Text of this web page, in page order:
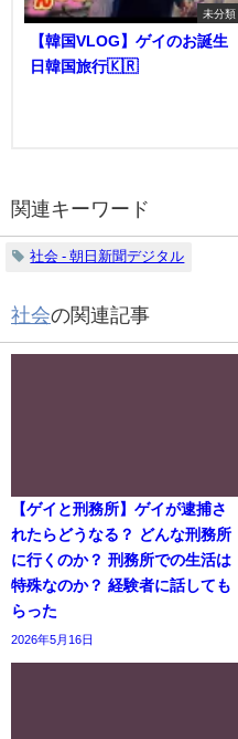
未分類
【韓国VLOG】ゲイのお誕生
日韓国旅行🇰🇷
関連キーワード
社会 - 朝日新聞デジタル
社会の関連記事
【ゲイと刑務所】ゲイが逮捕さ
れたらどうなる？ どんな刑務所
に行くのか？ 刑務所での生活は
特殊なのか？ 経験者に話しても
らった
2026年5月16日